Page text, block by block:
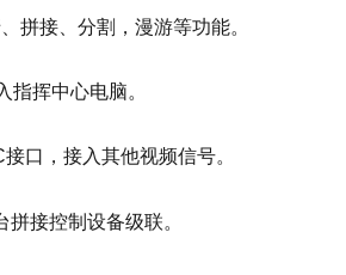
拼接、分割，漫游等功能。
指挥中心电脑。
口，接入其他视频信号。
拼接控制设备级联。